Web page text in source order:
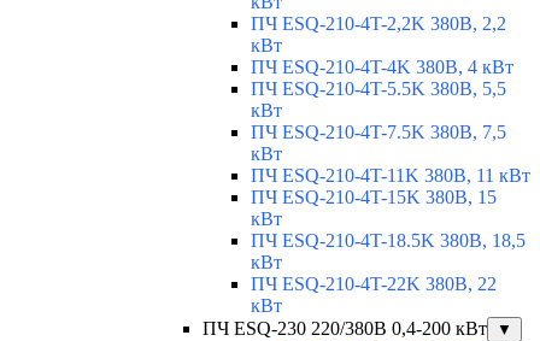
ПЧ ESQ-210-4T-2,2K 380В, 2,2
кВт
ПЧ ESQ-210-4T-4K 380В, 4 кВт
ПЧ ESQ-210-4T-5.5K 380В, 5,5
кВт
ПЧ ESQ-210-4T-7.5K 380В, 7,5
кВт
ПЧ ESQ-210-4T-11K 380В, 11 кВт
ПЧ ESQ-210-4T-15K 380В, 15
кВт
ПЧ ESQ-210-4T-18.5K 380В, 18,5
кВт
ПЧ ESQ-210-4T-22K 380В, 22
кВт
ПЧ ESQ-230 220/380В 0,4-200 кВт
▼